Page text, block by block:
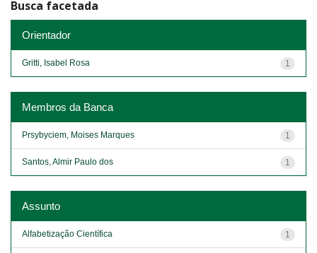
Busca facetada
Orientador
1
Gritti, Isabel Rosa
Membros da Banca
1
Prsybyciem, Moises Marques
1
Santos, Almir Paulo dos
Assunto
1
Alfabetização Científica